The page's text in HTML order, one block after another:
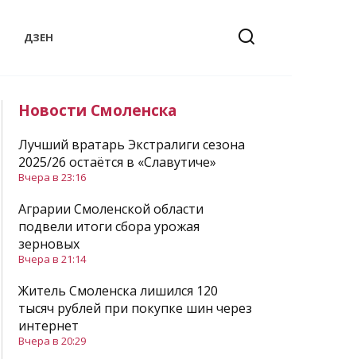
ДЗЕН
Новости Смоленска
Лучший вратарь Экстралиги сезона
2025/26 остаётся в «Славутиче»
Вчера в 23:16
Аграрии Смоленской области
подвели итоги сбора урожая
зерновых
Вчера в 21:14
Житель Смоленска лишился 120
тысяч рублей при покупке шин через
интернет
Вчера в 20:29